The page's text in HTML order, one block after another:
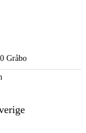
Gråbo